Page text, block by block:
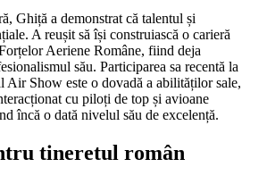
Ghiță a demonstrat că talentul și
A reușit să își construiască o carieră
Aeriene Române, fiind deja
său. Participarea sa recentă la
Air Show este o dovadă a abilităților sale,
cu piloți de top și avioane
încă o dată nivelul său de excelență.
tineretul român